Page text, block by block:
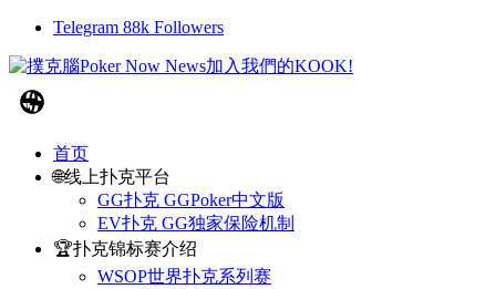
Telegram 88k Followers
首页
🌐线上扑克平台
GG扑克 GGPoker中文版
EV扑克 GG独家保险机制
🏆扑克锦标赛介绍
WSOP世界扑克系列赛